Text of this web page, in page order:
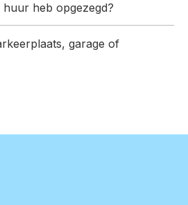
heb opgezegd?